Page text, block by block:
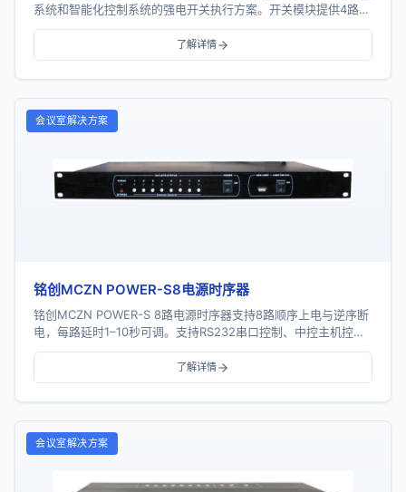
系统和智能化控制系统的强电开关执行方案。开关模块提供4路继
电器输出，支持RS485通信、手动控制、地址...
了解详情
会议室解决方案
铭创MCZN POWER-S8电源时序器
铭创MCZN POWER-S 8路电源时序器支持8路顺序上电与逆序断
电，每路延时1–10秒可调。支持RS232串口控制、中控主机控
制、PC控制、网络控制及多机级...
了解详情
会议室解决方案